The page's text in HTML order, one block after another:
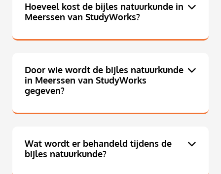
Hoeveel kost de bijles natuurkunde in
Meerssen van StudyWorks?
Door wie wordt de bijles natuurkunde
in Meerssen van StudyWorks
gegeven?
Wat wordt er behandeld tijdens de
bijles natuurkunde?